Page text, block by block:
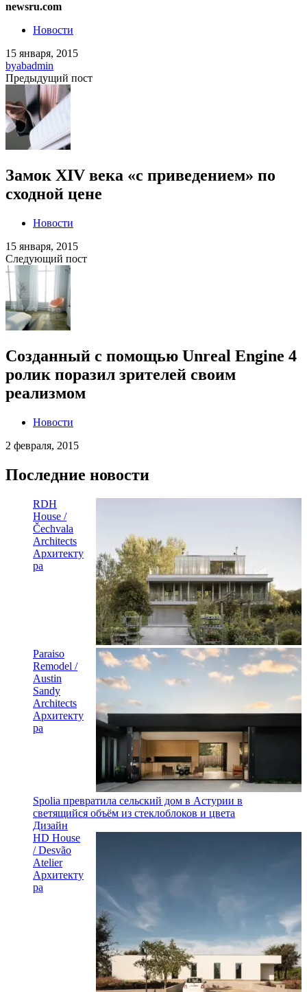
newsru.com
Новости
15 января, 2015
byabadmin
Предыдущий пост
Замок XIV века «с приведением» по
сходной цене
Новости
15 января, 2015
Следующий пост
Созданный с помощью Unreal Engine 4
ролик поразил зрителей своим
реализмом
Новости
2 февраля, 2015
Последние новости
RDH
House /
Čechvala
Architects
Архитекту
ра
Paraiso
Remodel /
Austin
Sandy
Architects
Архитекту
ра
Spolia превратила сельский дом в Астурии в
светящийся объём из стеклоблоков и цвета
Дизайн
HD House
/ Desvão
Atelier
Архитекту
ра